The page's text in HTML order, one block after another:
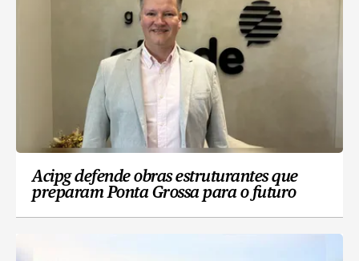
Acipg defende obras estruturantes que
preparam Ponta Grossa para o futuro